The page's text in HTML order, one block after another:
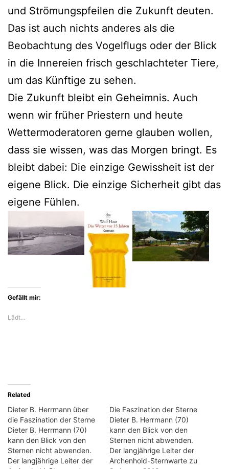
und Strömungspfeilen die Zukunft deuten.
Das ist auch nichts anderes als die
Beobachtung des Vogelflugs oder der Blick
in die Innereien frisch geschlachteter Tiere,
um das Künftige zu sehen.
Die Zukunft bleibt ein Geheimnis. Auch
wenn wir früher Priestern und heute
Wettermoderatoren gerne glauben wollen,
dass sie wissen, was das Morgen bringt. Es
bleibt dabei: Die einzige Gewissheit ist der
eigene Blick. Die einzige Sicherheit gibt das
eigene Fühlen.
Gefällt mir:
Lädt…
Related
Dieter B. Herrmann über
die Faszination der Sterne
Dieter B. Herrmann (70)
kann den Blick von den
Sternen nicht abwenden.
Der langjährige Leiter der
Die Faszination der Sterne
Dieter B. Herrmann (70)
kann den Blick von den
Sternen nicht abwenden.
Der langjährige Leiter der
Archenhold-Sternwarte zu